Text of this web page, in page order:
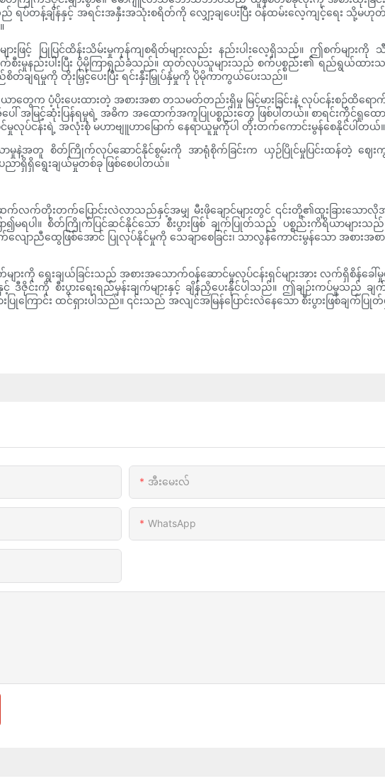
တန့်ချိန်နှင့် အရင်းအနှီးအသုံးစရိတ်ကို လျှော့ချပေးပြီး ဝန်ထမ်းလေ့ကျင့်ရေး သို့မဟုတ်
းဖြင့် ပြုပြင်ထိန်းသိမ်းမှုကုန်ကျစရိတ်များလည်း နည်းပါးလေ့ရှိသည်။ ဤစက်များကို
က်စီးမှုနည်းပါးပြီး ပိုမိုကြာရှည်ခံသည်။ ထုတ်လုပ်သူများသည် စက်ပစ္စည်း၏ ရည်ရွ
စိတ်ချရမှုကို တိုးမြှင့်ပေးပြီး ရင်းနှီးမြှုပ်နှံမှုကို ပိုမိုကာကွယ်ပေးသည်။
တွေက ပံ့ပိုးပေးထားတဲ့ အစားအစာ တသမတ်တည်းရှိမှု မြင့်မားခြင်းနဲ့ လုပ်ငန်းစဉ်ထိရေ
ပေါ် အမြင့်ဆုံးပြန်ရမှုရဲ့ အဓိက အထောက်အကူပြုပစ္စည်းတွေ ဖြစ်ပါတယ်။ စာရင်းကို
ပ်ငန်းရဲ့ အလုံးစုံ မဟာဗျူဟာမြောက် နေရာယူမှုကိုပါ တိုးတက်ကောင်းမွန်စေနိုင်ပါတယ်။
အတူ စိတ်ကြိုက်လုပ်ဆောင်နိုင်စွမ်းကို အာရုံစိုက်ခြင်းက ယှဉ်ပြိုင်မှုပြင်းထန်တဲ့ ဈ
ာရှိရှိရွေးချယ်မှုတစ်ခု ဖြစ်စေပါတယ်။
ဆက်လက်တိုးတက်ပြောင်းလဲလာသည်နှင့်အမျှ မီးဖိုချောင်များတွင် ၎င်းတို့၏ထူးခြားသော
ာ၍မရပါ။ စိတ်ကြိုက်ပြင်ဆင်နိုင်သော စီးပွားဖြစ် ချက်ပြုတ်သည့် ပစ္စည်းကိရိယာမျ
က်လျောညီထွေဖြစ်အောင် ပြုလုပ်နိုင်မှုကို သေချာစေခြင်း၊ သာလွန်ကောင်းမွန်သော အစာ
ျားကို ရွေးချယ်ခြင်းသည် အစားအသောက်ဝန်ဆောင်မှုလုပ်ငန်းရှင်များအား လက်ရှိစိန်ခ
ဒီဇိုင်းကို စီးပွားရေးရည်မှန်းချက်များနှင့် ချိန်ညှိပေးနိုင်ပါသည်။ ဤချဉ်းကပ်မှုသည်
ောင်း ထင်ရှားပါသည်။ ၎င်းသည် အလျင်အမြန်ပြောင်းလဲနေသော စီးပွားဖြစ်ချက်
အီးမေးလ်
WhatsApp